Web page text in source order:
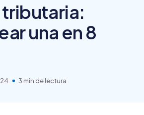
una en 8
3 min de lectura